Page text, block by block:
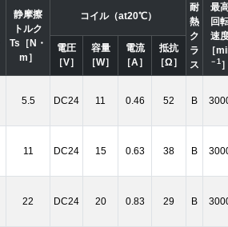
静摩擦
トルク
Ts［N・
m］
コイル（at20℃）
耐
熱
ク
ラ
ス
最
回
速
［
－1
電圧
［V］
容量
［W］
電流
［A］
抵抗
［Ω］
5.5 DC24 11 0.46 52 B
11 DC24 15 0.63 38 B
22 DC24 20 0.83 29 B